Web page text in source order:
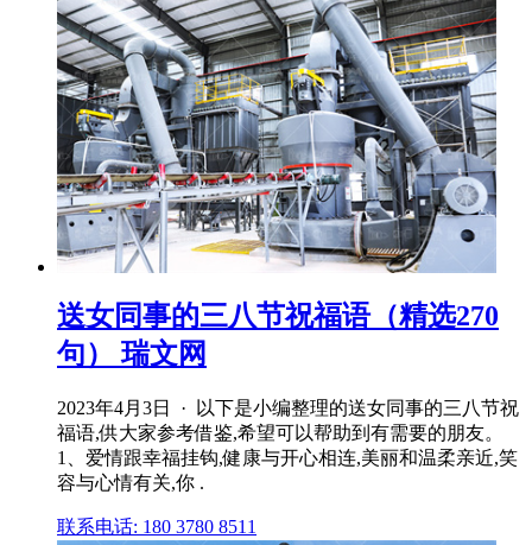
送女同事的三八节祝福语（精选270
句） 瑞文网
2023年4月3日 · 以下是小编整理的送女同事的三八节祝
福语,供大家参考借鉴,希望可以帮助到有需要的朋友。
1、爱情跟幸福挂钩,健康与开心相连,美丽和温柔亲近,笑
容与心情有关,你 .
联系电话: 180 3780 8511